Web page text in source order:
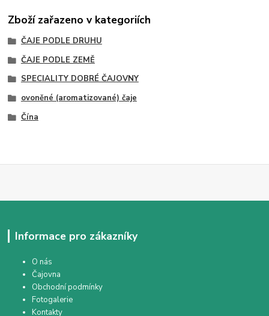
Zboží zařazeno v kategoriích
ČAJE PODLE DRUHU
ČAJE PODLE ZEMĚ
SPECIALITY DOBRÉ ČAJOVNY
ovoněné (aromatizované) čaje
Čína
Informace pro zákazníky
O nás
Čajovna
Obchodní podmínky
Fotogalerie
Kontakty